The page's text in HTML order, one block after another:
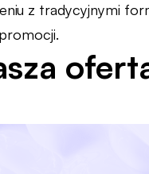
z tradycyjnymi